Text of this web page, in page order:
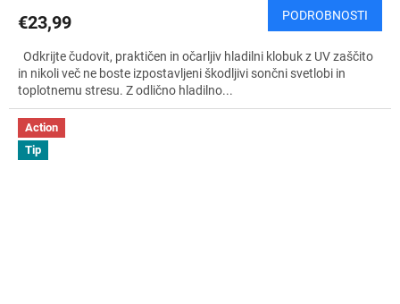
€23,99 PODROBNOSTI
Odkrijte čudovit, praktičen in očarljiv hladilni klobuk z UV zaščito
in nikoli več ne boste izpostavljeni škodljivi sončni svetlobi in
toplotnemu stresu. Z odlično hladilno...
Action
Tip